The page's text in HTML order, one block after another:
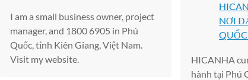
I am a small business owner, project
manager, and 1800 6905 in Phú
Quốc, tỉnh Kiên Giang, Việt Nam.
Visit my website.
NƠI
HICANHA
hành tại Phú